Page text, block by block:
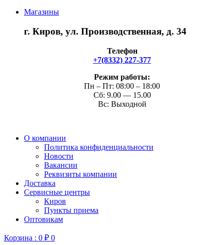
Магазины
г. Киров, ул. Производственная, д. 34
Телефон
+7(8332) 227-377
Режим работы:
Пн – Пт: 08:00 – 18:00
Сб: 9.00 — 15.00
Вс: Выходной
О компании
Политика конфиденциальности
Новости
Вакансии
Реквизиты компании
Доставка
Сервисные центры
Киров
Пункты приема
Оптовикам
Корзина : 0 ₽ 0